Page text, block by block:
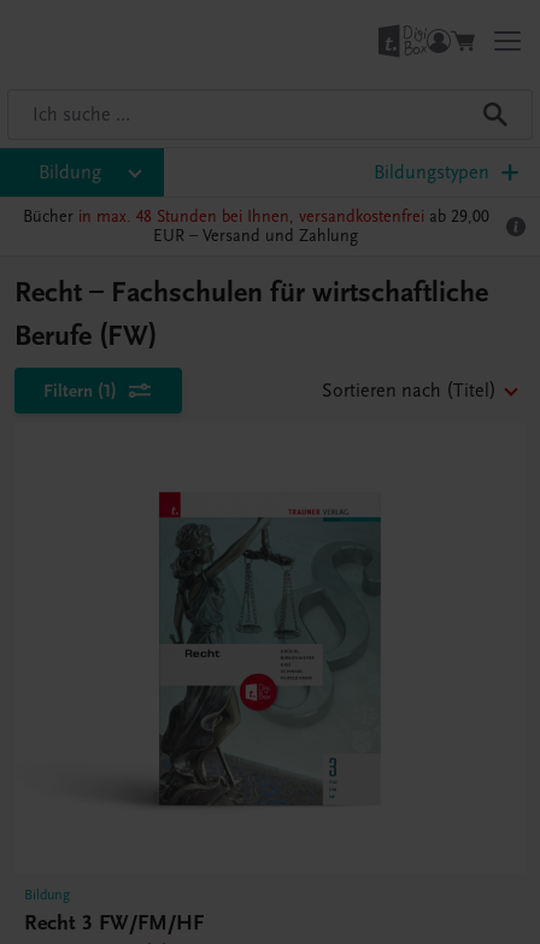
Bildung Bildungstypen
Bücher in max. 48 Stunden bei Ihnen, versandkostenfrei ab 29,00
EUR – Versand und Zahlung
Recht – Fachschulen für wirtschaftliche
Berufe (FW)
Filtern (1) Sortieren nach (Titel)
Bildung
Recht 3 FW/FM/HF